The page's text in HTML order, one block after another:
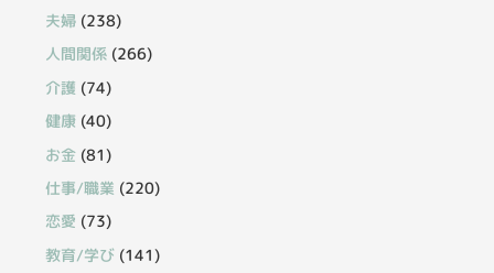
夫婦 (238)
人間関係 (266)
介護 (74)
健康 (40)
お金 (81)
仕事/職業 (220)
恋愛 (73)
教育/学び (141)